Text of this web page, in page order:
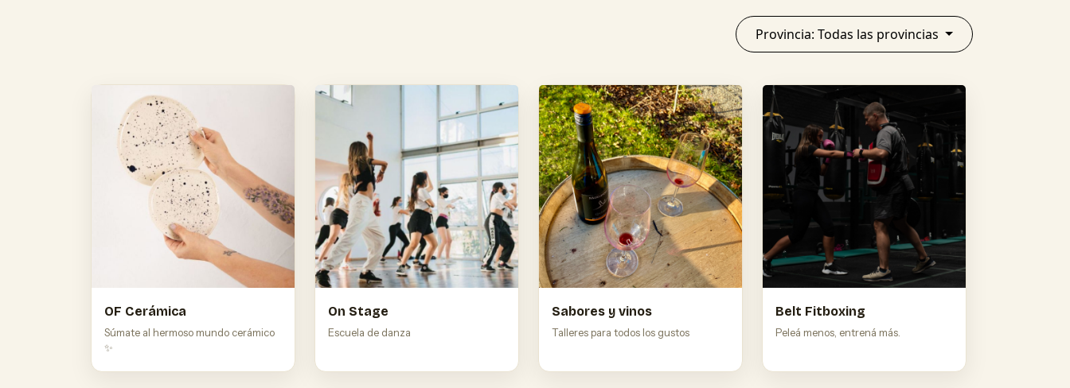
Provincia: Todas las provincias
OF Cerámica
Súmate al hermoso mundo cerámico
✨
On Stage
Escuela de danza
Sabores y vinos
Talleres para todos los gustos
Belt Fitboxing
Peleá menos, entrená más.